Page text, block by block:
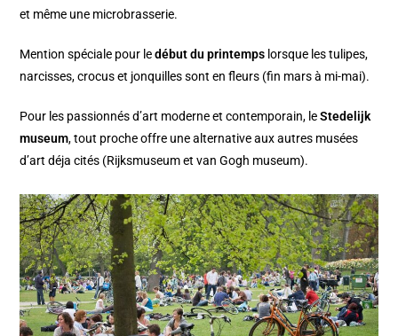
et même une microbrasserie.
Mention spéciale pour ledébut du printemps lorsque les tulipes,
narcisses, crocus et jonquilles sont en fleurs (fin mars à mi-mai).
Pour les passionnés d’art moderne et contemporain, leStedelijk
museum, tout proche offre une alternative aux autres musées
d’art déja cités (Rijksmuseum et van Gogh museum).